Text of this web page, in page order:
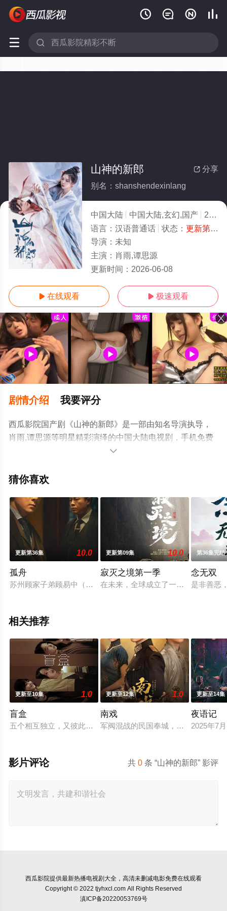
   
 
更新第24集
 分享
山神的新郎
别名：shanshendexinlang
中国大陆 中国大陆,玄幻,国产
2026
语言： 汉语普通话 状态： 更新第24集
导演： 未知
主演： 肖雨,谭思源
更新时间： 2026-06-08
 在线观看  极速观看
剧情介绍 我要评分
西瓜影院国产剧《山神的新郎》是一部由知名导演执导，
肖雨,谭思源等明星精彩演绎的中国大陆电视剧，手机免费
观看高清无删减完整版电视剧全集就上西瓜影视，更多相
解。

猜你喜欢
更新第36集 10.0
孤舟
苏州顾家子弟顾易中（曾舜晞 饰）从宾夕法尼亚大学建筑系学
更新第09集 10.0
寂灭之境第一季
在未来，全球成立了一个处理各类超
第36集完结
念无双
是非善恶
相关推荐
更新至10集 1.0
盲盒
五个相互独立，又彼此呼应的故事——用一场精心策划的“夏令营
更新至12集 1.0
南戏
军阀混战的民国奉城，玉佛头离奇失
更新至14集
夜语记
2025年7
共0 条 “山神的新郎” 影评
影片评论
西瓜影院提供最新热播电视剧大全，高清未删减电影免费在线观看
Copyright © 2022 tjyhxcl.com All Rights Reserved
滇ICP备20220053769号